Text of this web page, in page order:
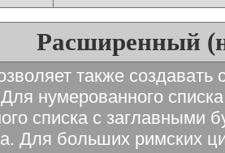
Расширенный
также
нумерованного
списка с заглавными
Для больших римских